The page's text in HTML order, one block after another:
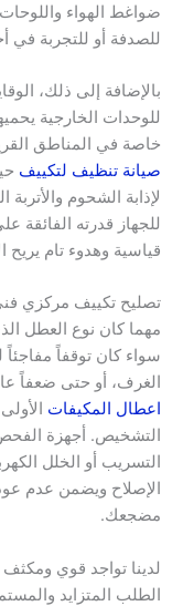
ضواغط الهواء واللوحات
للصدفة أو للتجربة في
بالإضافة إلى ذلك،
للوحدات الخارجية
خاصة في المناطق
صيانة تنظيف لتكييف
لإذابة الشحوم
للجهاز قدرته الفائقة
قياسية وهدوء تام يريح
تصليح تكييف مركزي
مهما كان نوع العطل
سواء كان توقفاً مفاجئاً
الغرف، أو حتى ضعفاً
اعطال المكيفات
التشخيص. أجهزة
التسريب أو الخلل
الإصلاح ويضمن عدم
مضجعك.
لدينا تواجد قوي ومكثف
الطلب المتزايد